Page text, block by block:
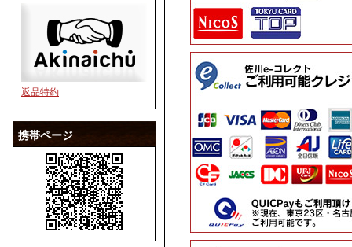
返品特約
携帯ページ